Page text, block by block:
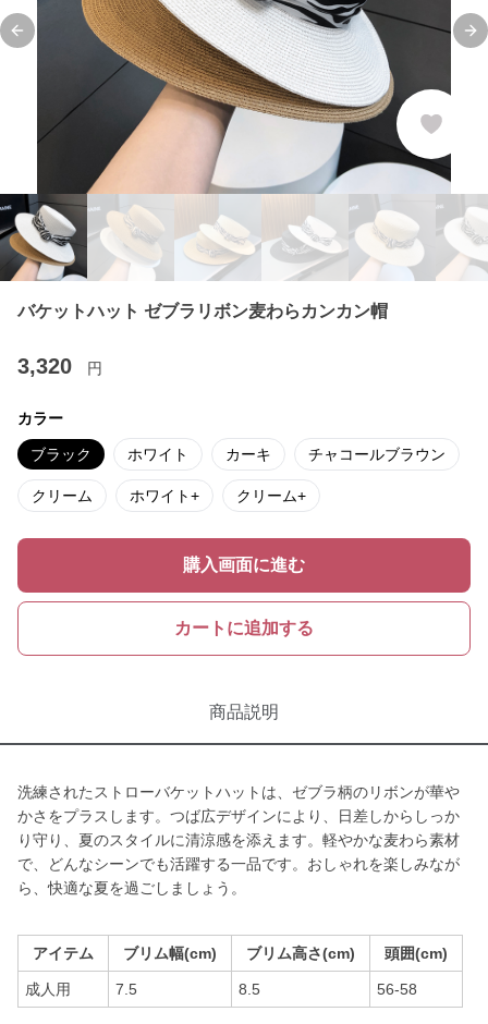
Previous slide
バケットハット ゼブラリボン麦わらカンカン帽
3,320 円
カラー
ブラック ホワイト カーキ チャコールブラウン
クリーム ホワイト+ クリーム+
購入画面に進む
カートに追加する
商品説明
洗練されたストローバケットハットは、ゼブラ柄のリボンが華や
かさをプラスします。つば広デザインにより、日差しからしっか
り守り、夏のスタイルに清涼感を添えます。軽やかな麦わら素材
で、どんなシーンでも活躍する一品です。おしゃれを楽しみなが
ら、快適な夏を過ごしましょう。
アイテム ブリム幅(cm) ブリム高さ(cm) 頭囲(cm)
成人用 7.5 8.5 56-58